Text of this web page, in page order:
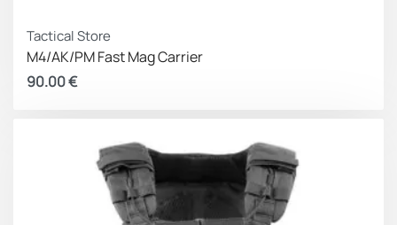
Tactical Store
M4/AK/PM Fast Mag Carrier
90.00€